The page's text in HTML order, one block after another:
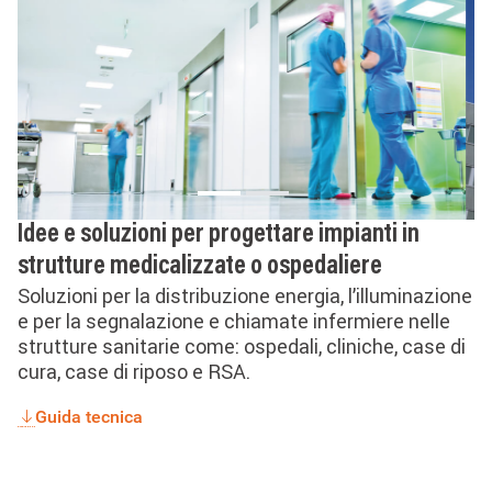
Idee e soluzioni per progettare impianti in
strutture medicalizzate o ospedaliere
Soluzioni per la distribuzione energia, l’illuminazione
e per la segnalazione e chiamate infermiere nelle
strutture sanitarie come: ospedali, cliniche, case di
cura, case di riposo e RSA.
Guida tecnica